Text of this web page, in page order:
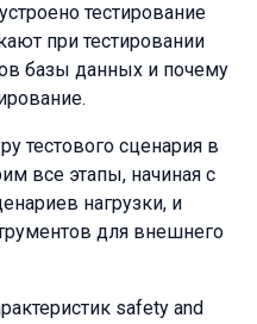
тестирование
при тестировании
базы данных и почему
тестового сценария в
все этапы, начиная с
нагрузки, и
для внешнего
safety and